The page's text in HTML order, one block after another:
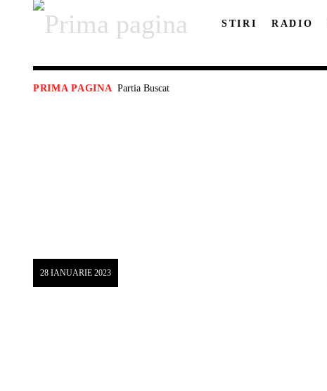
STIRI RADIO
PRIMA PAGINA Partia Buscat
28 IANUARIE 2023